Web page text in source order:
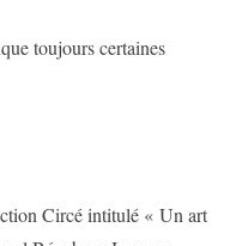
toujours certaines
Circé intitulé « Un art